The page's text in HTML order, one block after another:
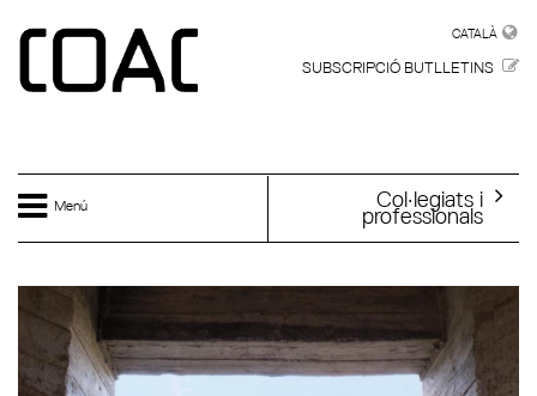
CATALÀ
SUBSCRIPCIÓ BUTLLETINS
Menú Col·legiats i
professionals